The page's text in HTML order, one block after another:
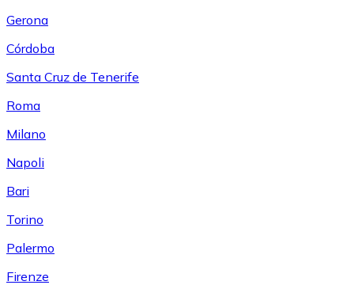
Gerona
Córdoba
Santa Cruz de Tenerife
Roma
Milano
Napoli
Bari
Torino
Palermo
Firenze